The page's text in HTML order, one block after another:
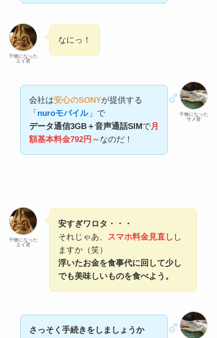
干物になった
エイ君
なにっ！
干物になった
サメ君
会社は安心のSONYが提供する
「 nuroモバイル」で
データ通信3GB＋音声通話SIMで月
額基本料金792円～ なのだ！
干物になった
エイ君
安すぎワロタ・・・
それじゃあ、 スマホ料金見直し し
ますか（笑）
浮いたお金を食事代に回して少し
でも美味しいものを食べよう。
さっそく手続きをしましょうか